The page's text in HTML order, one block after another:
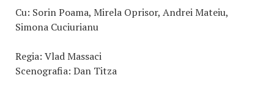
Cu: Sorin Poama, Mirela Oprisor, Andrei Mateiu,
Simona Cuciurianu
Regia: Vlad Massaci
Scenografia: Dan Titza